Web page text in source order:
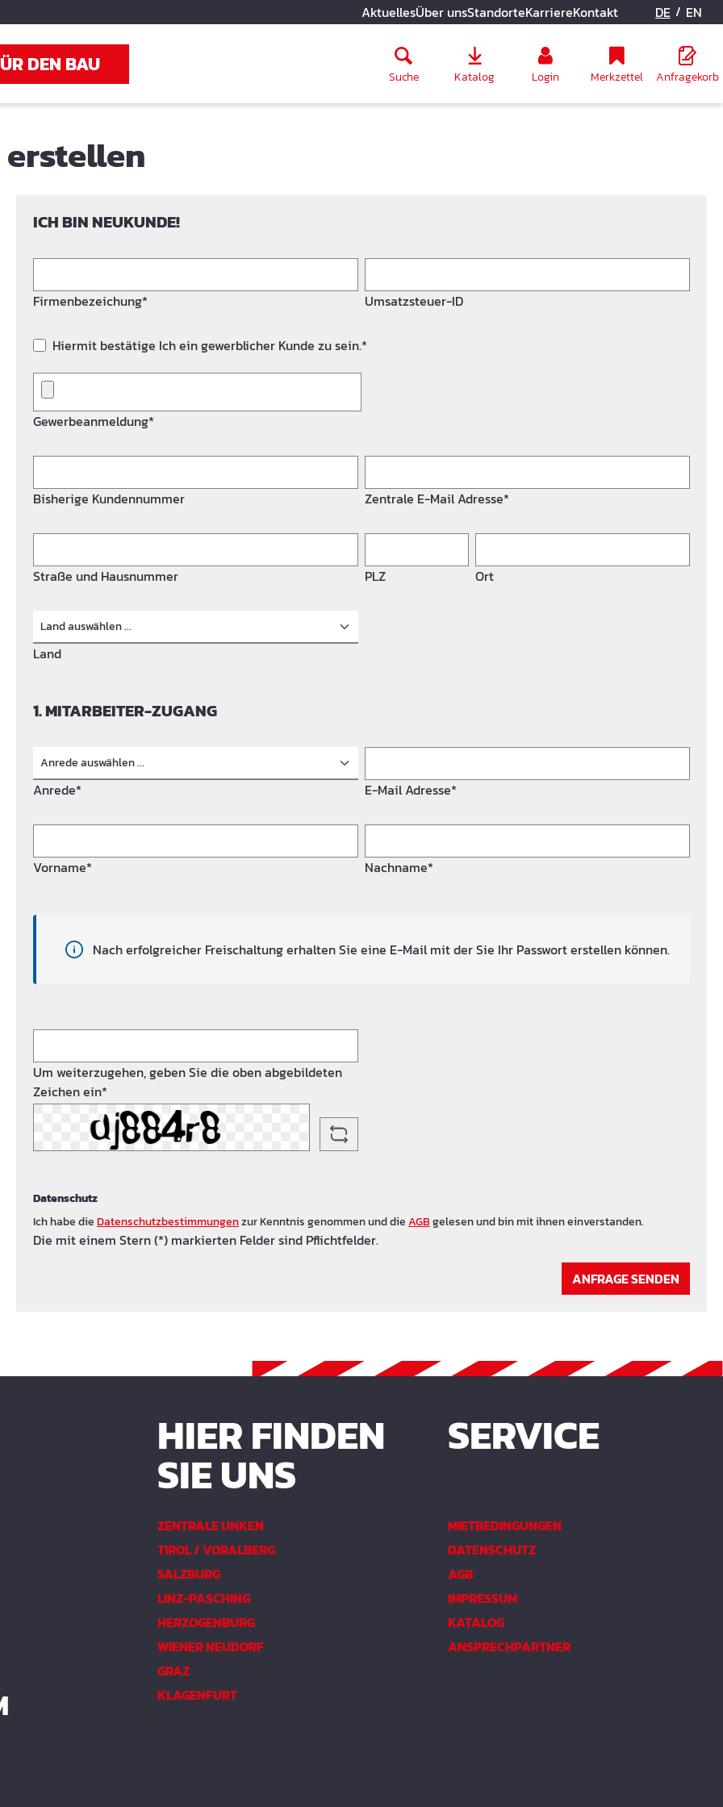
AktuellesÜber unsStandorteKarriereKontakt DE / EN
DEN BAU Suche Katalog Login Merkzettel Anfragekorb
ICH BIN NEUKUNDE!
Firmenbezeichung* Umsatzsteuer-ID
Hiermit bestätige Ich ein gewerblicher Kunde zu sein.*
Gewerbeanmeldung*
Bisherige Kundennummer Zentrale E-Mail Adresse*
Straße und Hausnummer PLZ Ort
Land
1. MITARBEITER-ZUGANG
Anrede* E-Mail Adresse*
Vorname* Nachname*
Nach erfolgreicher Freischaltung erhalten Sie eine E-Mail mit der Sie Ihr Passwort erstellen können.
Um weiterzugehen, geben Sie die oben abgebildeten
Zeichen ein*
Datenschutz
Ich habe dieDatenschutzbestimmungenzur Kenntnis genommen und dieAGBgelesen und bin mit ihnen einverstanden.
Die mit einem Stern (*) markierten Felder sind Pflichtfelder.
ANFRAGE SENDEN
HIER FINDEN
SIE UNS
ZENTRALE UNKEN
TIROL / VORALBERG
SALZBURG
LINZ-PASCHING
HERZOGENBURG
WIENER NEUDORF
GRAZ
KLAGENFURT
SERVICE
MIETBEDINGUNGEN
DATENSCHUTZ
AGB
IMPRESSUM
KATALOG
ANSPRECHPARTNER